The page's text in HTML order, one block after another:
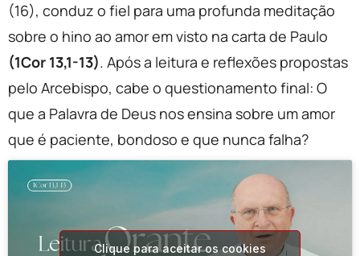
(16), conduz o fiel para uma profunda meditação
sobre o hino ao amor em visto na carta de Paulo
(1Cor 13,1-13). Após a leitura e reflexões propostas
pelo Arcebispo, cabe o questionamento final: O
que a Palavra de Deus nos ensina sobre um amor
que é paciente, bondoso e que nunca falha?
Clique para aceitar os cookies